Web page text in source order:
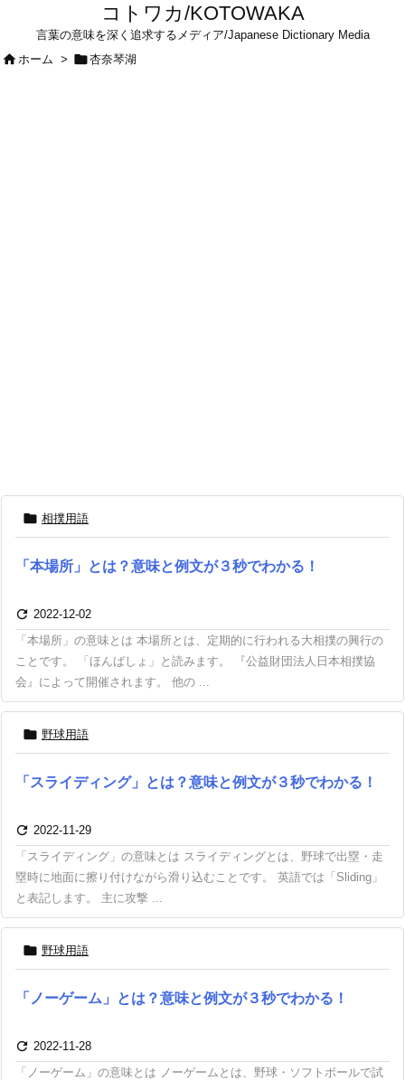
コトワカ/KOTOWAKA
言葉の意味を深く追求するメディア/Japanese Dictionary Media
ホーム > 杏奈琴湖
 相撲用語
「本場所」とは？意味と例文が３秒でわかる！
 2022-12-02
「本場所」の意味とは 本場所とは、定期的に行われる大相撲の興行の
ことです。 「ほんばしょ」と読みます。 『公益財団法人日本相撲協
会』によって開催されます。 他の ...
 野球用語
「スライディング」とは？意味と例文が３秒でわかる！
 2022-11-29
「スライディング」の意味とは スライディングとは、野球で出塁・走
塁時に地面に擦り付けながら滑り込むことです。 英語では「Sliding」
と表記します。 主に攻撃 ...
 野球用語
「ノーゲーム」とは？意味と例文が３秒でわかる！
 2022-11-28
「ノーゲーム」の意味とは ノーゲームとは、野球・ソフトボールで試